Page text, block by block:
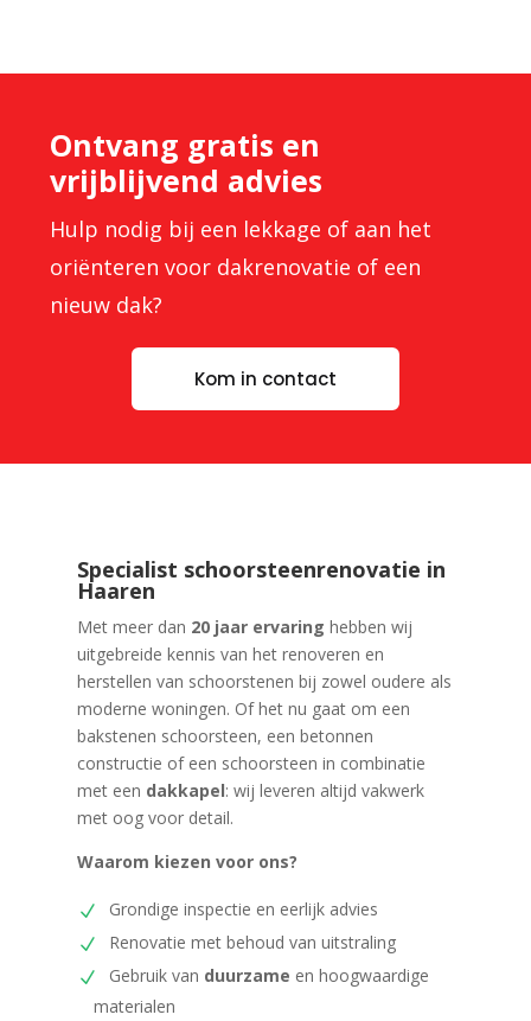
Ontvang gratis en
vrijblijvend advies
Hulp nodig bij een lekkage of aan het
oriënteren voor dakrenovatie of een
nieuw dak?
Kom in contact
Specialist schoorsteenrenovatie in
Haaren
Met meer dan 20 jaar ervaring hebben wij
uitgebreide kennis van het renoveren en
herstellen van schoorstenen bij zowel oudere als
moderne woningen. Of het nu gaat om een
bakstenen schoorsteen, een betonnen
constructie of een schoorsteen in combinatie
met een dakkapel: wij leveren altijd vakwerk
met oog voor detail.
Waarom kiezen voor ons?
Grondige inspectie en eerlijk advies
Renovatie met behoud van uitstraling
Gebruik van duurzame en hoogwaardige
materialen